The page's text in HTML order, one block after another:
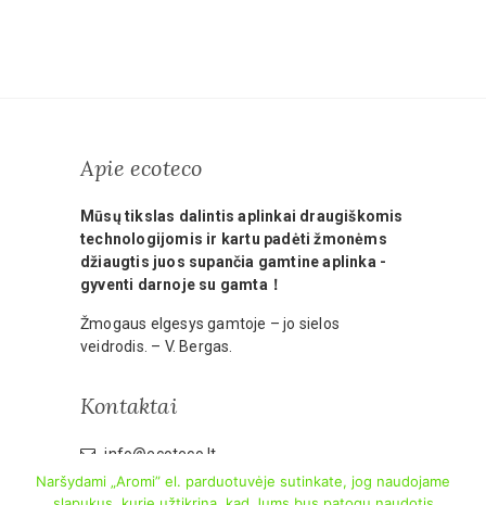
Apie ecoteco
Mūsų tikslas dalintis aplinkai draugiškomis
technologijomis ir kartu padėti žmonėms
džiaugtis juos supančia gamtine aplinka -
gyventi darnoje su gamta！
Žmogaus elgesys gamtoje – jo sielos
veidrodis. – V. Bergas.
Kontaktai
info@ecoteco.lt
Naršydami „Aromi” el. parduotuvėje sutinkate, jog naudojame